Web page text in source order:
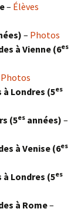
– Élèves
– Photos
à Vienne (6es
Photos
Londres (5es
(5es années) –
à Venise (6es
Londres (5es
à Rome–